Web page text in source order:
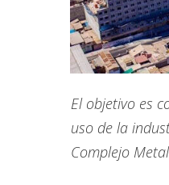
El objetivo es
uso de la
Complejo